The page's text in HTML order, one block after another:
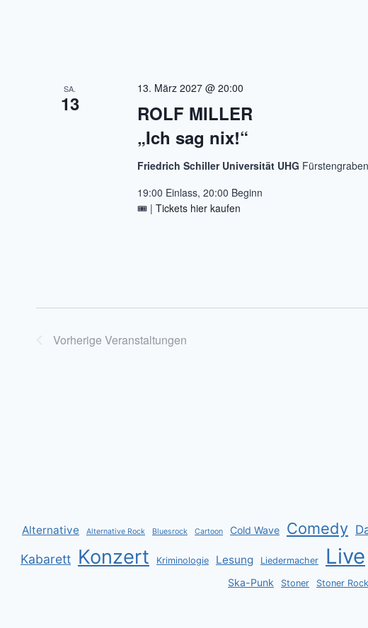
SA.
13
ROLF MILLER
„Ich sag nix!“
13. März 2027 @ 20:00
Friedrich Schiller Universität UHG
19:00 Einlass, 20:00 Beginn
🎟️ |Tickets hier kaufen
Vorherige Veranstaltungen
Alternative Alternative Rock Bluesrock Cartoon Cold Wave Comedy
Kabarett Konzert Kriminologie Lesung Liedermacher Live
Ska-Punk Stoner Stoner Rock